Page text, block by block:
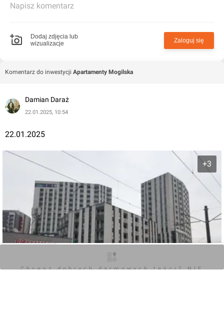
miejskiej oraz terenów rekreacyjnych to kolejne czynniki,
mieszkańców. Rozpoczęcie budowy pierwszego etapu
przewidziano na styczeń 2016 r. Ceny rozpoczynają się
Napisz komentarz
Dodaj zdjęcia lub
wizualizacje
Zaloguj się
Komentarz do inwestycji Apartamenty Mogilska
Damian Daraż
22.01.2025, 10:54
22.01.2025
+3
Chcesz dobrych darmowych teści? NIE